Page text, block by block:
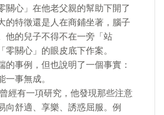
關心」在他老父親的幫助下開了
的特徵還是人在商鋪坐著，腦子
他的兒子不得不在一旁「站
零關心」的眼皮底下作案。
的事例，但也說明了一個事實：
事無成。
經有一項研究，他發現那些注意
向舒適、享樂、誘惑屈服。例